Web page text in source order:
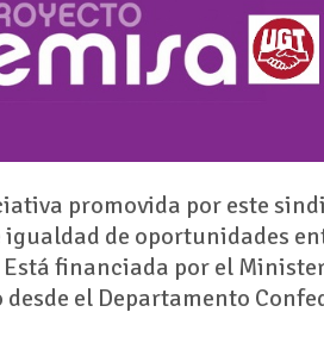
promovida por este
de oportunidades
financiada por el
desde el Departamento